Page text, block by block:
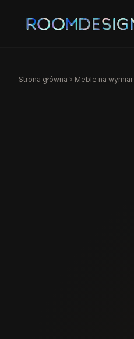
Strona główna Meble na wymiar